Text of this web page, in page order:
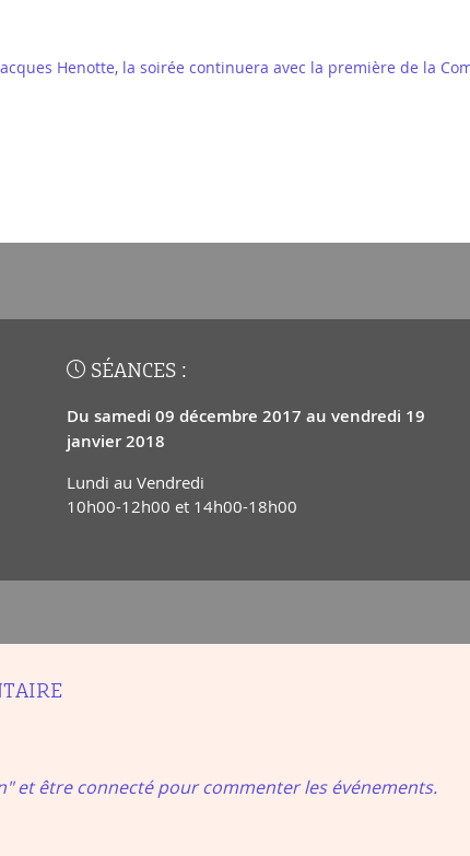
Henotte, la soirée continuera avec la première de la
SÉANCES :
Du samedi 09 décembre 2017 au vendredi 19
janvier 2018
Lundi au Vendredi
10h00-12h00 et 14h00-18h00
et être connecté pour commenter les événements.